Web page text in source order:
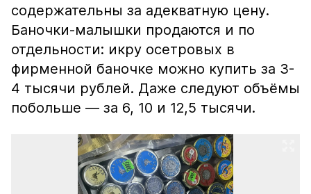
содержательны за адекватную цену.
Баночки-малышки продаются и по
отдельности: икру осетровых в
фирменной баночке можно купить за 3-
4 тысячи рублей. Даже следуют объёмы
побольше — за 6, 10 и 12,5 тысячи.